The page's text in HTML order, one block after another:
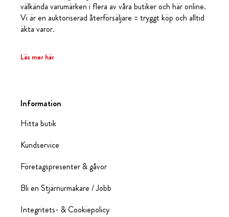
välkända varumärken i flera av våra butiker och här online.
Vi är en auktoriserad återförsäljare = tryggt köp och alltid
äkta varor.
Läs mer här
Information
Hitta butik
Kundservice
Företagspresenter & gåvor
Bli en Stjärnurmakare / Jobb
Integritets- & Cookiepolicy